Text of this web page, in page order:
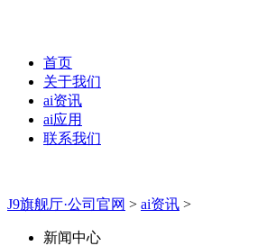
首页
关于我们
ai资讯
ai应用
联系我们
J9旗舰厅·公司官网 > ai资讯 >
新闻中心